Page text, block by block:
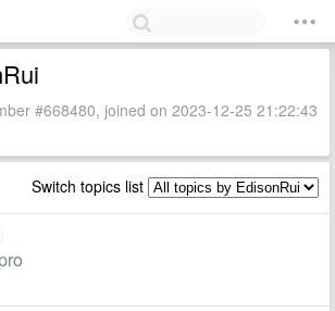
#668480, joined on 2023-12-25 21:22:43
Switch topics list